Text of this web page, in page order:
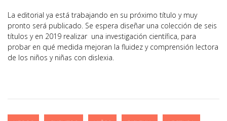
La editorial ya está trabajando en su próximo título y muy
pronto será publicado. Se espera diseñar una colección de seis
títulos y en 2019 realizar una investigación científica, para
probar en qué medida mejoran la fluidez y comprensión lectora
de los niños y niñas con dislexia.